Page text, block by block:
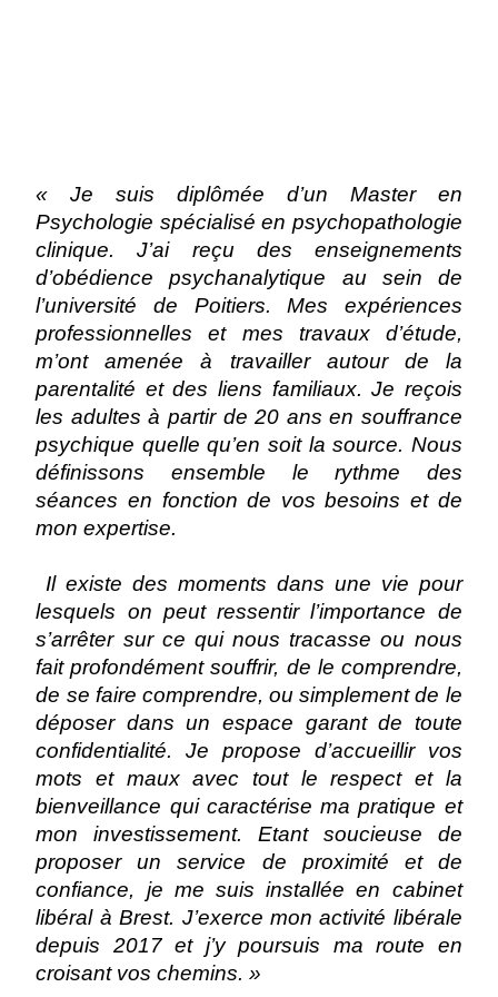
« Je suis diplômée d’un Master en
Psychologie spécialisé en psychopathologie
clinique. J’ai reçu des enseignements
d’obédience psychanalytique au sein de
l’université de Poitiers. Mes expériences
professionnelles et mes travaux d’étude,
m’ont amenée à travailler autour de la
parentalité et des liens familiaux. Je reçois
les adultes à partir de 20 ans en souffrance
psychique quelle qu’en soit la source. Nous
définissons ensemble le rythme des
séances en fonction de vos besoins et de
mon expertise.
Il existe des moments dans une vie pour
lesquels on peut ressentir l’importance de
s’arrêter sur ce qui nous tracasse ou nous
fait profondément souffrir, de le comprendre,
de se faire comprendre, ou simplement de le
déposer dans un espace garant de toute
confidentialité. Je propose d’accueillir vos
mots et maux avec tout le respect et la
bienveillance qui caractérise ma pratique et
mon investissement. Etant soucieuse de
proposer un service de proximité et de
confiance, je me suis installée en cabinet
libéral à Brest. J’exerce mon activité libérale
depuis 2017 et j’y poursuis ma route en
croisant vos chemins. »